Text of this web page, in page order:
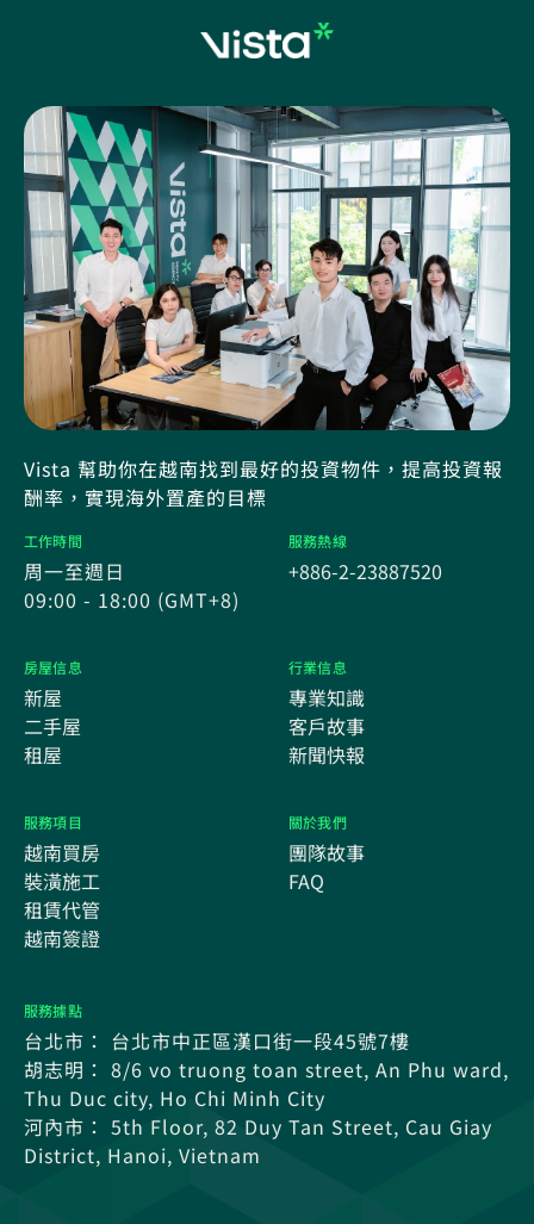
Vista 幫助你在越南找到最好的投資物件，提高投資報
酬率，實現海外置產的目標
工作時間
周一至週日
09:00 - 18:00 (GMT+8)
服務熱線
+886-2-23887520
房屋信息
新屋
二手屋
租屋
行業信息
專業知識
客戶故事
新聞快報
服務項目
越南買房
裝潢施工
租賃代管
越南簽證
關於我們
團隊故事
FAQ
服務據點
台北市： 台北市中正區漢口街一段45號7樓
胡志明： 8/6 vo truong toan street, An Phu ward,
Thu Duc city, Ho Chi Minh City
河內市： 5th Floor, 82 Duy Tan Street, Cau Giay
District, Hanoi, Vietnam